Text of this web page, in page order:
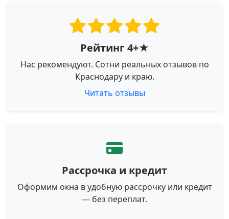
Рейтинг 4+★
Нас рекомендуют. Сотни реальных отзывов по
Краснодару и краю.
Читать отзывы
Рассрочка и кредит
Оформим окна в удобную рассрочку или кредит
— без переплат.